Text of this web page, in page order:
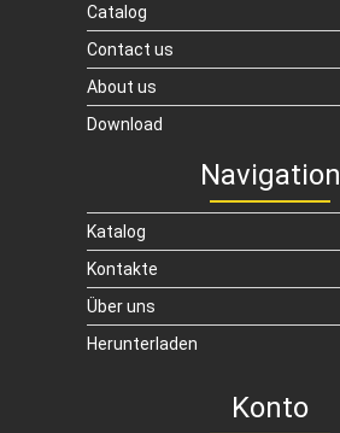
Catalog
Contact us
About us
Download
Navigation
Katalog
Kontakte
Über uns
Herunterladen
Konto